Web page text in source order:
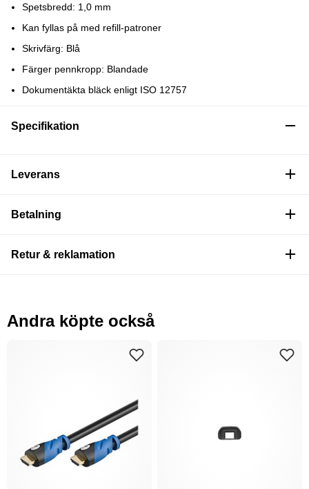
Spetsbredd: 1,0 mm
Kan fyllas på med refill-patroner
Skrivfärg: Blå
Färger pennkropp: Blandade
Dokumentäkta bläck enligt ISO 12757
Specifikation
Leverans
Betalning
Retur & reklamation
Andra köpte också